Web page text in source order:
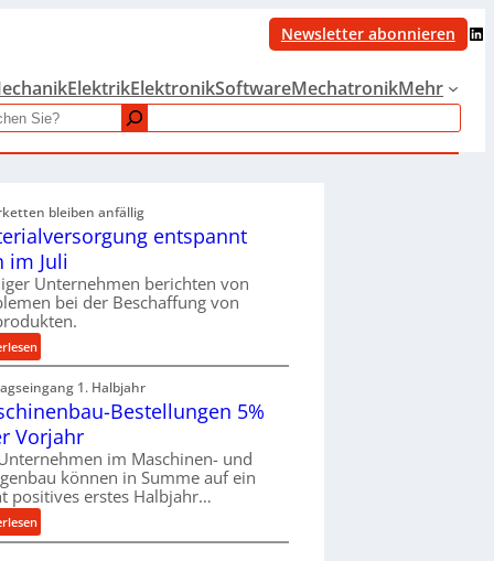
Newsletter abonnieren LinkedIn
ElektrikElektronikSoftwareMechatronikMehr
bleiben anfällig
entspannt
im Juli
Unternehmen berichten von
bei der Beschaffung von
:
M
a
t
r
a
l
v
1. Halbjahr
Bestellungen 5%
Vorjahr
im Maschinen- und
können in Summe auf ein
positives erstes Halbjahr…
:
M